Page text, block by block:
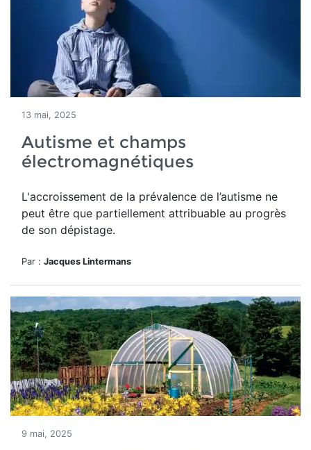
13 mai, 2025
Autisme et champs
électromagnétiques
L'accroissement de la prévalence de l’autisme ne
peut être que partiellement attribuable au progrès
de son dépistage.
Par : Jacques Lintermans
9 mai, 2025